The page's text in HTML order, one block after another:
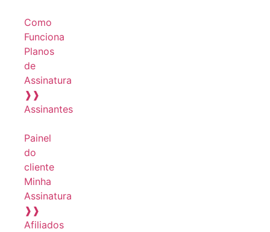
Como
Funciona
Planos
de
Assinatura
❱❱
Assinantes
Painel
do
cliente
Minha
Assinatura
❱❱
Afiliados